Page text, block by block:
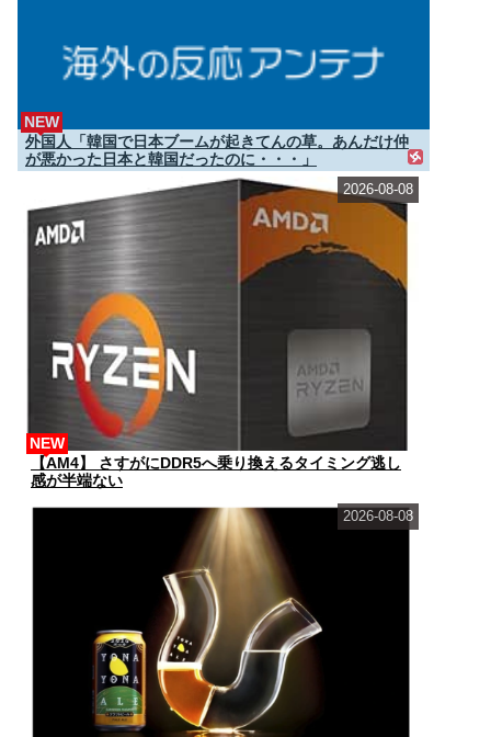
外国人「韓国で日本ブームが起きてんの草。あんだけ仲
が悪かった日本と韓国だったのに・・・」
NEW
【AM4】 さすがにDDR5へ乗り換えるタイミング逃し
感が半端ない
NEW
2026-08-08
2026-08-08